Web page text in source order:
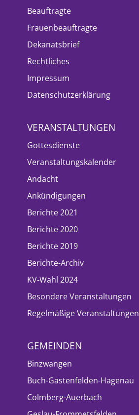
Beauftragte
Frauenbeauftragte
Dekanatsbrief
Rechtliches
Impressum
Datenschutzerklärung
VERANSTALTUNGEN
Gottesdienste
Veranstaltungskalender
Andacht
Ankündigungen
Berichte 2021
Berichte 2020
Berichte 2019
Berichte-Archiv
KV-Wahl 2024
Besondere Veranstaltungen
Regelmäßige Veranstaltungen
GEMEINDEN
Binzwangen
Buch-Gastenfelden-Hagenau
Colmberg-Auerbach